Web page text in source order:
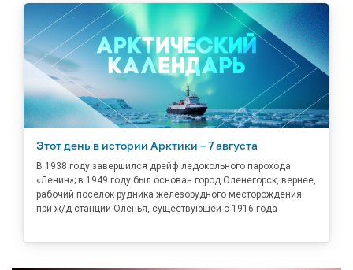
Этот день в истории Арктики – 7 августа
В 1938 году завершился дрейф ледокольного парохода
«Ленин»; в 1949 году был основан город Оленегорск, вернее,
рабочий поселок рудника железорудного месторождения
при ж/д станции Оленья, существующей с 1916 года